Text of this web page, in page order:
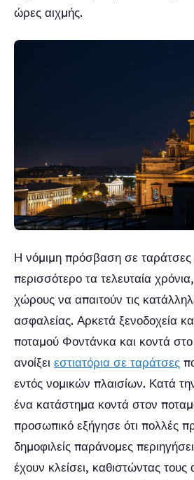
ώρες αιχμής.
Η νόμιμη πρόσβαση σε ταράτσες
περισσότερο τα τελευταία
χώρους να απαιτούν τις
ασφαλείας. Αρκετά ξενοδοχεία
ποταμού Φοντάνκα και κοντά
ανοίξει εστιατόρια σε ταράτσες
εντός νομικών πλαισίων. Κατά
ένα κατάστημα κοντά στον
προσωπικό εξήγησε ότι πολλές
δημοφιλείς παράνομες
έχουν κλείσει, καθιστώντας τους